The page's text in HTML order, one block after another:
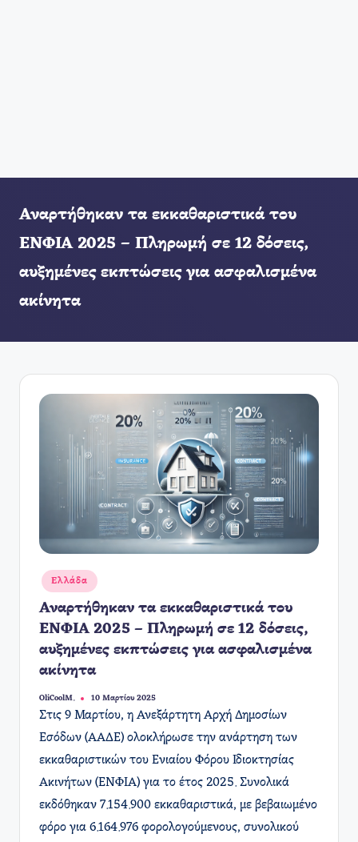
Αναρτήθηκαν τα εκκαθαριστικά του
ΕΝΦΙΑ 2025 – Πληρωμή σε 12 δόσεις,
αυξημένες εκπτώσεις για ασφαλισμένα
ακίνητα
Αναρτήθηκε
σε
Ελλάδα
Αναρτήθηκαν τα εκκαθαριστικά του
ΕΝΦΙΑ 2025 – Πληρωμή σε 12 δόσεις,
αυξημένες εκπτώσεις για ασφαλισμένα
ακίνητα
Συγγραφέας:
OliCoolM. 10 Μαρτίου 2025
​Στις 9 Μαρτίου, η Ανεξάρτητη Αρχή Δημοσίων
Εσόδων (ΑΑΔΕ) ολοκλήρωσε την ανάρτηση των
εκκαθαριστικών του Ενιαίου Φόρου Ιδιοκτησίας
Ακινήτων (ΕΝΦΙΑ) για το έτος 2025. Συνολικά
εκδόθηκαν 7.154.900 εκκαθαριστικά, με βεβαιωμένο
φόρο για 6.164.976 φορολογούμενους, συνολικού